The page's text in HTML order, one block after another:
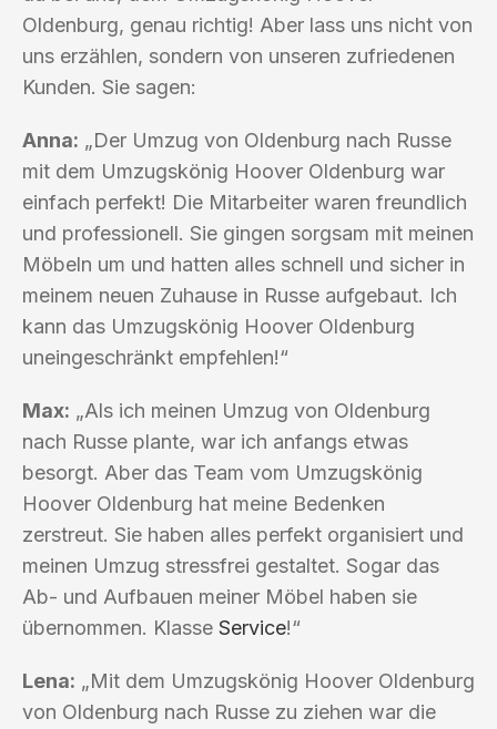
Oldenburg, genau richtig! Aber lass uns nicht von
uns erzählen, sondern von unseren zufriedenen
Kunden. Sie sagen:
Anna: „Der Umzug von Oldenburg nach Russe
mit dem Umzugskönig Hoover Oldenburg war
einfach perfekt! Die Mitarbeiter waren freundlich
und professionell. Sie gingen sorgsam mit meinen
Möbeln um und hatten alles schnell und sicher in
meinem neuen Zuhause in Russe aufgebaut. Ich
kann das Umzugskönig Hoover Oldenburg
uneingeschränkt empfehlen!“
Max: „Als ich meinen Umzug von Oldenburg
nach Russe plante, war ich anfangs etwas
besorgt. Aber das Team vom Umzugskönig
Hoover Oldenburg hat meine Bedenken
zerstreut. Sie haben alles perfekt organisiert und
meinen Umzug stressfrei gestaltet. Sogar das
Ab- und Aufbauen meiner Möbel haben sie
übernommen. Klasse Service!“
Lena: „Mit dem Umzugskönig Hoover Oldenburg
von Oldenburg nach Russe zu ziehen war die